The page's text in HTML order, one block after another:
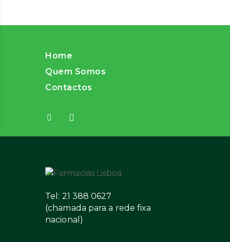
Home
Quem Somos
Contactos
Tel: 21 388 0627
(chamada para a rede fixa
nacional)